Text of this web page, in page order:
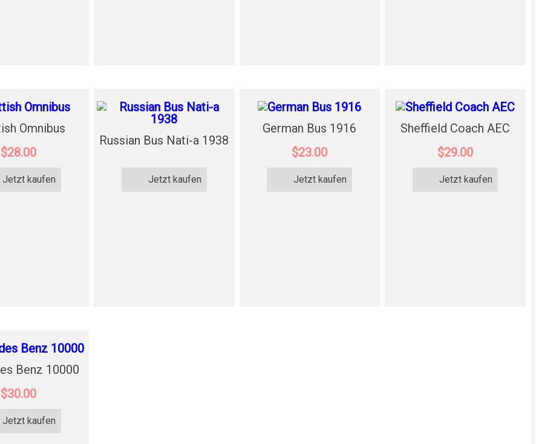
Omnibus
$28.00
Jetzt kaufen
Russian Bus Nati-a 1938
Jetzt kaufen
German Bus 1916
$23.00
Jetzt kaufen
Sheffield Coach AEC
$29.00
Jetzt kaufen
Benz 10000
$30.00
Jetzt kaufen